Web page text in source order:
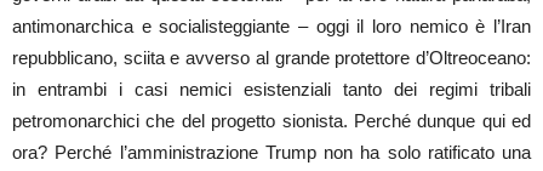
antimonarchica e socialisteggiante – oggi il loro nemico è l’Iran
repubblicano, sciita e avverso al grande protettore d’Oltreoceano:
in entrambi i casi nemici esistenziali tanto dei regimi tribali
petromonarchici che del progetto sionista. Perché dunque qui ed
ora? Perché l’amministrazione Trump non ha solo ratificato una